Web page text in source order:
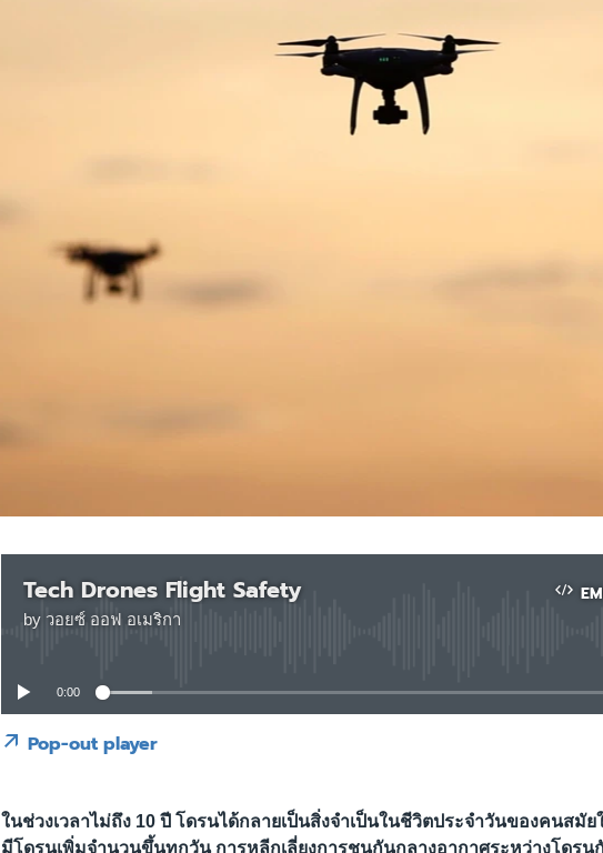
Tech Drones Flight Safety
by วอยซ์ ออฟ อเมริกา
0:00
Pop-out player
ในช่วงเวลาไม่ถึง 10 ปี โดรนได้กลายเป็นสิ่งจำเป็นในชีวิตประจำวันของคนสมั
มีโดรนเพิ่มจำนวนขึ้นทุกวัน การหลีกเลี่ยงการชนกันกลางอากาศระหว่างโดรน